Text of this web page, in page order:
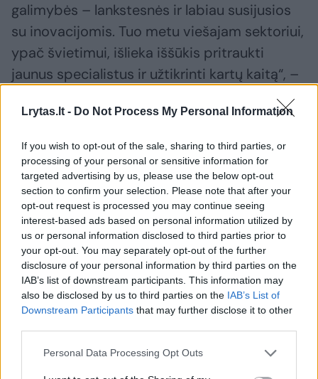
Lrytas.lt - Do Not Process My Personal Information
If you wish to opt-out of the sale, sharing to third parties, or
processing of your personal or sensitive information for
targeted advertising by us, please use the below opt-out
section to confirm your selection. Please note that after your
opt-out request is processed you may continue seeing
interest-based ads based on personal information utilized by
us or personal information disclosed to third parties prior to
your opt-out. You may separately opt-out of the further
disclosure of your personal information by third parties on the
IAB’s list of downstream participants. This information may
also be disclosed by us to third parties on the IAB’s List of
Downstream Participants that may further disclose it to other
Personal Data Processing Opt Outs
galimybės – lankstesnės ir labiau susijusios
su inovacijomis. Tuo metu viešajam sektoriui,
ypač švietimui, išlieka iššūkis pritraukti
jaunus specialistus ir užtikrinti kartų kaitą“, –
Daugiau jaunimo gavo nedarbo išmoką
Jauniausiųjų rinkos dalyvių grupėje labiausiai
padaugėjo nedarbo išmokos gavėjų. Žmonių
iki 25 metų grupėje šimtui apdraustųjų teko
14 nedarbo išmokos gavėjų. Tuo metu 41–50
amžiaus grupėje šimtui apdraustųjų tenka 6
nedarbo išmokos gavėjai, virš 60 metų – 7
nedarbo išmokos gavėjai tarp šimto